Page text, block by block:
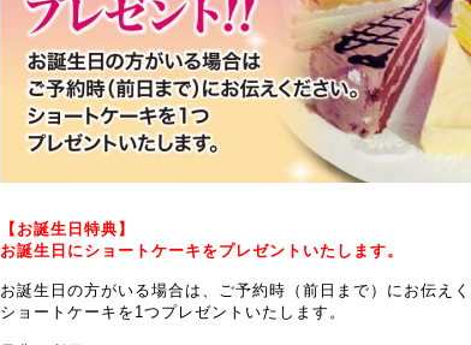
【 お誕生日特典 】
お誕生日にショートケーキをプレゼントいたします。
お誕生日の方がいる場合は、ご予約時（前日まで）にお伝え
ショートケーキを1つプレゼントいたします。